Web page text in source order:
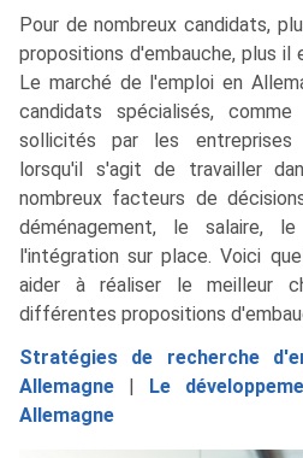
Pour de nombreux candidats,
propositions d'embauche, plus
Le marché de l'emploi en
candidats spécialisés,
sollicités par les entreprises
lorsqu'il s'agit de travailler
nombreux facteurs de
déménagement, le salaire,
l'intégration sur place. Voici
aider à réaliser le meilleur
différentes propositions
Stratégies de recherche
Allemagne | Le
Allemagne